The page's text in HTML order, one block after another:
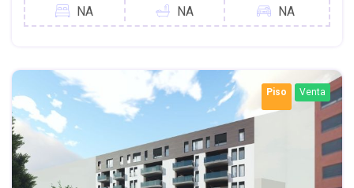
NA
NA
NA
Piso Venta